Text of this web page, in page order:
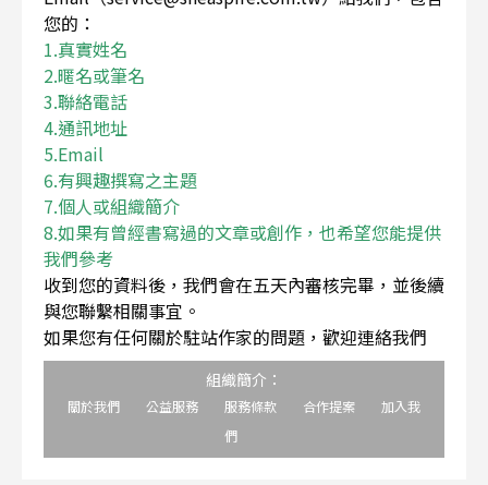
您的：
1.真實姓名
2.暱名或筆名
3.聯絡電話
4.通訊地址
5.Email
6.有興趣撰寫之主題
7.個人或組織簡介
8.如果有曾經書寫過的文章或創作，也希望您能提供
我們參考
收到您的資料後，我們會在五天內審核完畢，並後續
與您聯繫相關事宜。
如果您有任何關於駐站作家的問題，歡迎連絡我們
組織簡介：
關於我們 公益服務 服務條款 合作提案
加入我
們